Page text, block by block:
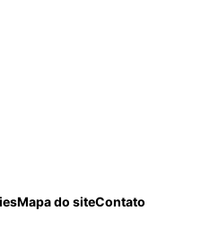
Mapa do siteContato